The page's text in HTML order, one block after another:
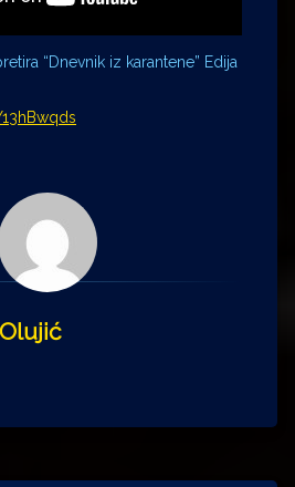
“Dnevnik iz karantene” Edija